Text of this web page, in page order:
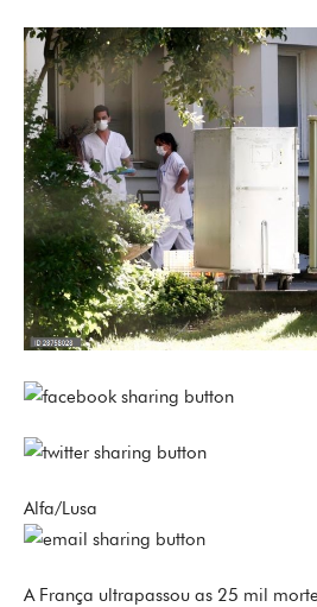
Alfa/Lusa
A França ultrapassou as 25 mil